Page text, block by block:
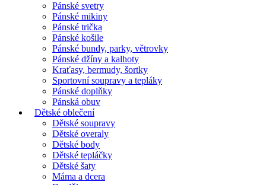
Pánské svetry
Pánské mikiny
Pánské trička
Pánské košile
Pánské bundy, parky, větrovky
Pánské džíny a kalhoty
Kraťasy, bermudy, šortky
Sportovní soupravy a tepláky
Pánské doplňky
Pánská obuv
Dětské oblečení
Dětské soupravy
Dětské overaly
Dětské body
Dětské tepláčky
Dětské šaty
Máma a dcera